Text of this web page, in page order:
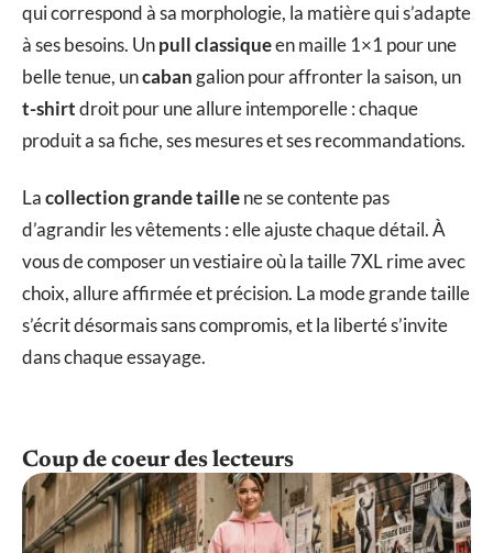
qui correspond à sa morphologie, la matière qui s’adapte
à ses besoins. Unpull classiqueen maille 1×1 pour une
belle tenue, uncabangalion pour affronter la saison, un
t-shirtdroit pour une allure intemporelle : chaque
produit a sa fiche, ses mesures et ses recommandations.
Lacollection grande taillene se contente pas
d’agrandir les vêtements : elle ajuste chaque détail. À
vous de composer un vestiaire où la taille 7XL rime avec
choix, allure affirmée et précision. La mode grande taille
s’écrit désormais sans compromis, et la liberté s’invite
dans chaque essayage.
Coup de coeur des lecteurs